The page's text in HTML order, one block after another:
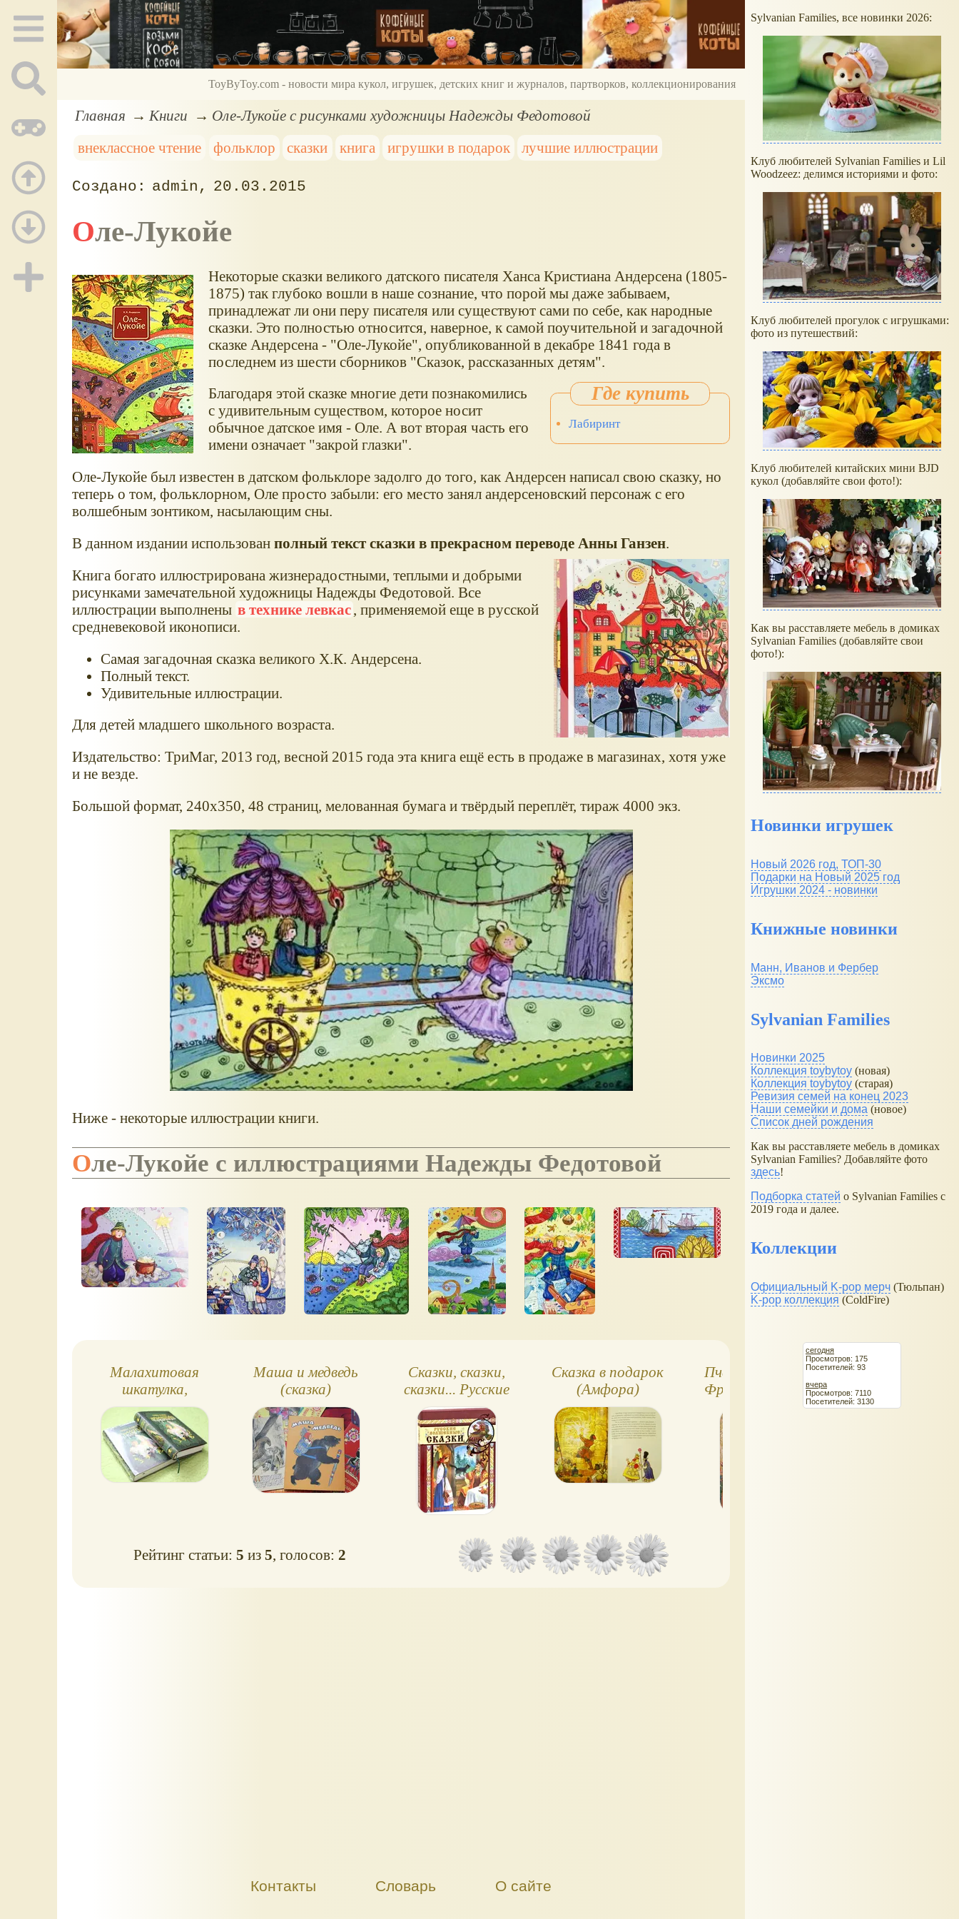
ToyByToy.com - новости мира кукол, игрушек, детских книг и журналов, партворков, коллекционирования
Главная Книги
Оле-Лукойе с рисунками художницы Надежды Федотовой
внеклассное чтение
фольклор сказки книга игрушки в подарок лучшие иллюстрации
admin 20.03.2015
Оле-Лукойе
Некоторые сказки великого датского писателя Ханса Кристиана Андерсена (1805-
1875) так глубоко вошли в наше сознание, что порой мы даже забываем,
принадлежат ли они перу писателя или существуют сами по себе, как народные
сказки. Это полностью относится, наверное, к самой поучительной и загадочной
сказке Андерсена - "Оле-Лукойе", опубликованной в декабре 1841 года в
последнем из шести сборников "Сказок, рассказанных детям".
Лабиринт
Благодаря этой сказке многие дети познакомились
с удивительным существом, которое носит
обычное датское имя - Оле. А вот вторая часть его
имени означает "закрой глазки".
Оле-Лукойе был известен в датском фольклоре задолго до того, как Андерсен написал свою сказку, но
теперь о том, фольклорном, Оле просто забыли: его место занял андерсеновский персонаж с его
волшебным зонтиком, насылающим сны.
В данном издании использован полный текст сказки в прекрасном переводе Анны Ганзен.
Книга богато иллюстрирована жизнерадостными, теплыми и добрыми
рисунками замечательной художницы Надежды Федотовой. Все
иллюстрации выполнены в технике левкас, применяемой еще в русской
средневековой иконописи.
Самая загадочная сказка великого Х.К. Андерсена.
Полный текст.
Удивительные иллюстрации.
Для детей младшего школьного возраста.
Издательство: ТриМаг, 2013 год, весной 2015 года эта книга ещё есть в продаже в магазинах, хотя уже
и не везде.
Большой формат, 240x350, 48 страниц, мелованная бумага и твёрдый переплёт, тираж 4000 экз.
Ниже - некоторые иллюстрации книги.
Оле-Лукойе с иллюстрациями Надежды Федотовой
Малахитовая
шкатулка,
иллюстрации
В.С.Баюскина
(фото)
Маша и медведь
(сказка)
Сказки, сказки,
сказки... Русские
волшебные сказки
Сказка в подарок
(Амфора)
Пчёлка (Анатоль
Франс). Сказка о
Волшебные
Рейтинг статьи:5 из5, голосов:2
Контакты Словарь О сайте
Sylvanian Families, все новинки 2026:
Клуб любителей Sylvanian Families и Lil
Woodzeez: делимся историями и фото:
Клуб любителей прогулок с игрушками:
фото из путешествий:
Клуб любителей китайских мини BJD
кукол (добавляйте свои фото!):
Как вы расставляете мебель в домиках
Sylvanian Families (добавляйте свои
фото!):
Новинки игрушек
Новый 2026 год, ТОП-30
Подарки на Новый 2025 год
Игрушки 2024 - новинки
Книжные новинки
Манн, Иванов и Фербер
Эксмо
Sylvanian Families
Новинки 2025
Коллекция toybytoy (новая)
Коллекция toybytoy (старая)
Ревизия семей на конец 2023
Наши семейки и дома (новое)
Список дней рождения
Как вы расставляете мебель в домиках
Sylvanian Families? Добавляйте фото
здесь!
Подборка статей о Sylvanian Families с
2019 года и далее.
Коллекции
Официальный K-pop мерч (Тюльпан)
K-pop коллекция (ColdFire)
сегодня
Просмотров: 175
Посетителей: 93
вчера
Просмотров: 7110
Посетителей: 3130